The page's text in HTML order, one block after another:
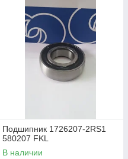
Подшипник 1726207-2RS1
580207 FKL
В наличии